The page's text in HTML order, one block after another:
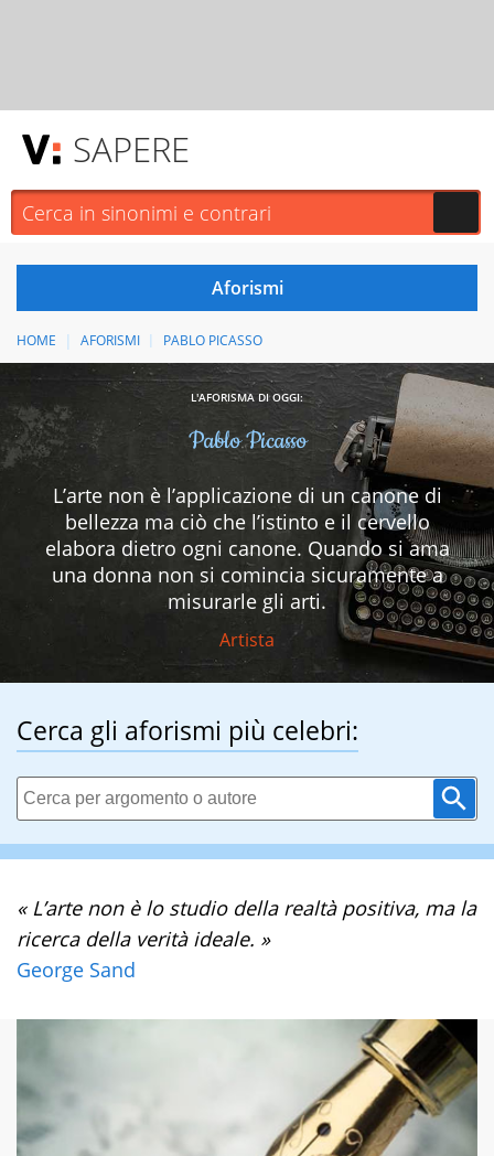
SAPERE
HOME AFORISMI PABLO PICASSO
L'AFORISMA DI OGGI:
Pablo Picasso
L’arte non è l’applicazione di un canone di
bellezza ma ciò che l’istinto e il cervello
elabora dietro ogni canone. Quando si ama
una donna non si comincia sicuramente a
misurarle gli arti.
Artista
Cerca gli aforismi più celebri:
« L’arte non è lo studio della realtà positiva, ma la
ricerca della verità ideale. »
George Sand